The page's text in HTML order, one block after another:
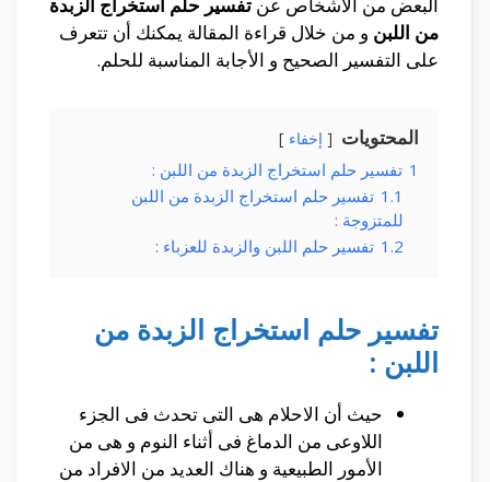
من اللبن و من خلال قراءة المقالة يمكنك أن تتعرف
على التفسير الصحيح و الأجابة المناسبة للحلم.
المحتويات إخفاء
1 تفسير حلم استخراج الزبدة من اللبن :
1.1 تفسير حلم استخراج الزبدة من اللبن
للمتزوجة :
1.2 تفسير حلم اللبن والزبدة للعزباء :
تفسير حلم استخراج الزبدة من
اللبن :
حيث أن الاحلام هى التى تحدث فى الجزء
اللاوعى من الدماغ فى أثناء النوم و هى من
الأمور الطبيعية و هناك العديد من الافراد من